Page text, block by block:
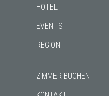
HOTEL
EVENTS
REGION
ZIMMER BUCHEN